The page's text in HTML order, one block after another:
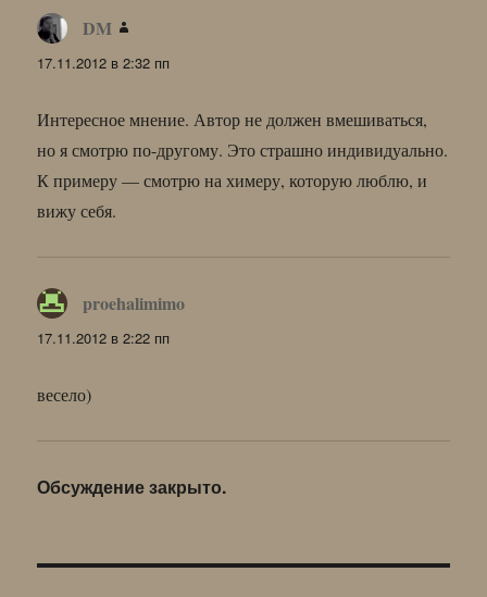
DM
17.11.2012 в 2:32 пп
Интересное мнение. Автор не должен вмешиваться,
но я смотрю по-другому. Это страшно индивидуально.
К примеру — смотрю на химеру, которую люблю, и
вижу себя.
proehalimimo
17.11.2012 в 2:22 пп
весело)
Обсуждение закрыто.